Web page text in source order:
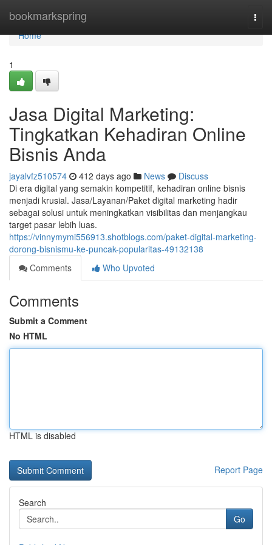
bookmarkspring
Home
Home
1
Jasa Digital Marketing:
Tingkatkan Kehadiran Online
Bisnis Anda
jayalvfz510574 412 days ago News
Discuss
Di era digital yang semakin kompetitif, kehadiran online bisnis
menjadi krusial. Jasa/Layanan/Paket digital marketing hadir
sebagai solusi untuk meningkatkan visibilitas dan menjangkau
target pasar lebih luas.
https://vinnymymi556913.shotblogs.com/paket-digital-marketing-
dorong-bisnismu-ke-puncak-popularitas-49132138
Comments
Who Upvoted
Comments
Submit a Comment
No HTML
HTML is disabled
Report Page
Search
Go